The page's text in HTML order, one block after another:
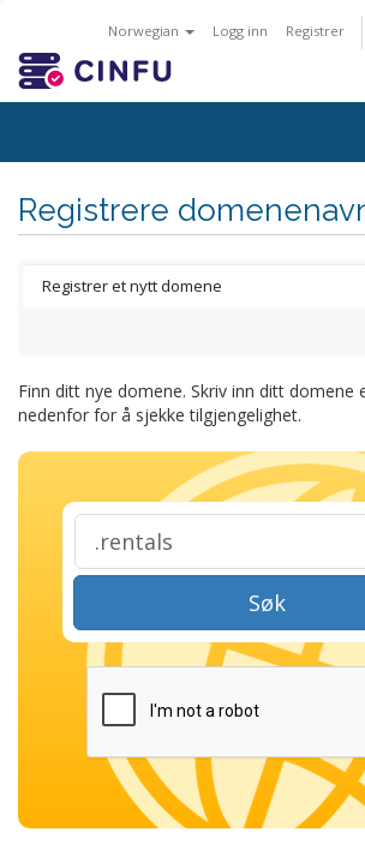
Norwegian Logg inn Registrer
Registrere
Finn ditt nye domene. Skriv inn ditt domene
nedenfor for å sjekke tilgjengelighet.
Søk